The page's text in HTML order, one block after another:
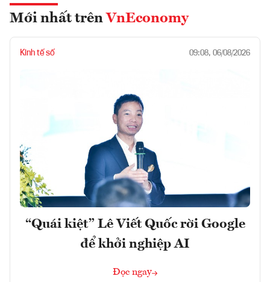
Mới nhất trên VnEconomy
Kinh tế số 09:08, 06/08/2026
“Quái kiệt” Lê Viết Quốc rời Google
để khởi nghiệp AI
Đọc ngay